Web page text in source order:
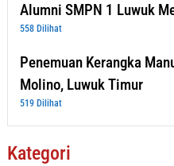
Alumni SMPN 1 Luwuk
558 Dilihat
Penemuan Kerangka
Molino, Luwuk Timur
519 Dilihat
Kategori